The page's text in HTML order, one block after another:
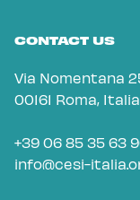
CONTACT US
Via Nomentana
00161 Roma, Italia
+39 06 85 35 63
info@cesi-